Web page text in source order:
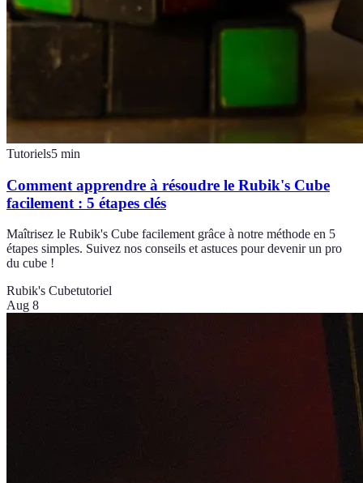
Tutoriels5 min
Comment apprendre à résoudre le Rubik's Cube
facilement : 5 étapes clés
Maîtrisez le Rubik's Cube facilement grâce à notre méthode en 5
étapes simples. Suivez nos conseils et astuces pour devenir un pro
du cube !
Rubik's Cubetutoriel
Aug 8